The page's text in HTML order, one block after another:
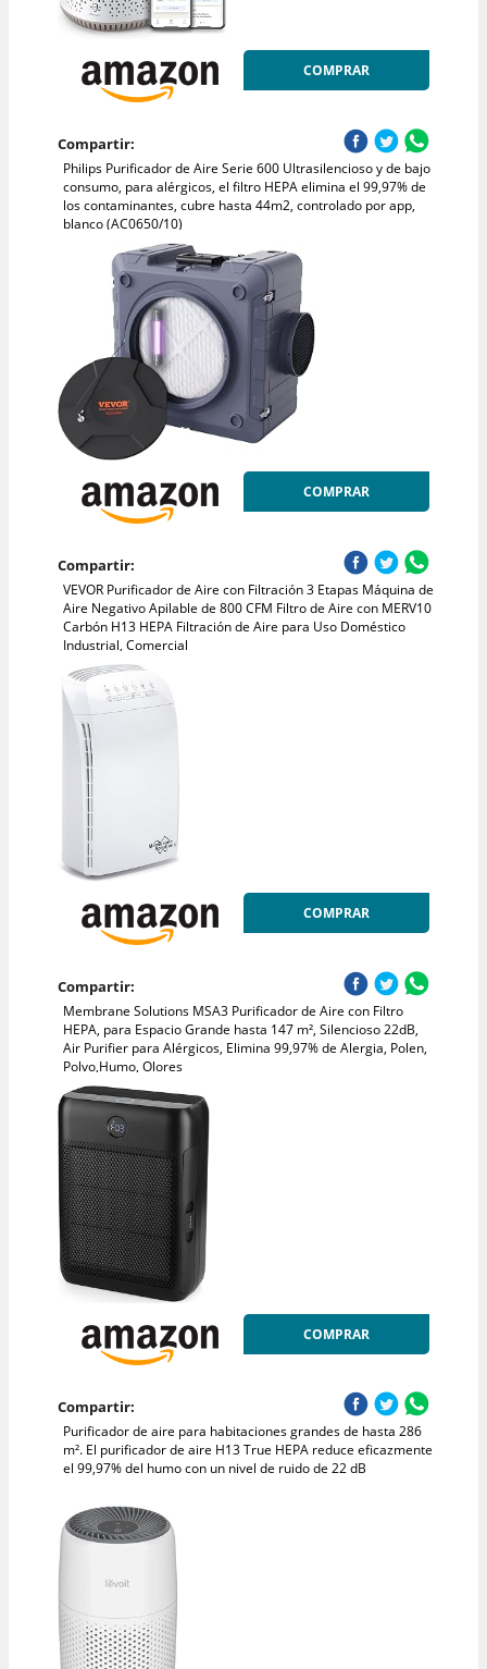
COMPRAR
Compartir:
Philips Purificador de Aire Serie 600 Ultrasilencioso y de bajo
consumo, para alérgicos, el filtro HEPA elimina el 99,97% de
los contaminantes, cubre hasta 44m2, controlado por app,
blanco (AC0650/10)
COMPRAR
Compartir:
VEVOR Purificador de Aire con Filtración 3 Etapas Máquina de
Aire Negativo Apilable de 800 CFM Filtro de Aire con MERV10
Carbón H13 HEPA Filtración de Aire para Uso Doméstico
Industrial, Comercial
COMPRAR
Compartir:
Membrane Solutions MSA3 Purificador de Aire con Filtro
HEPA, para Espacio Grande hasta 147 m², Silencioso 22dB,
Air Purifier para Alérgicos, Elimina 99,97% de Alergia, Polen,
Polvo,Humo, Olores
COMPRAR
Compartir:
Purificador de aire para habitaciones grandes de hasta 286
m². El purificador de aire H13 True HEPA reduce eficazmente
el 99,97% del humo con un nivel de ruido de 22 dB